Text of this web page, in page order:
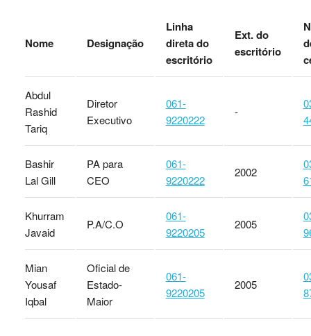
Nome Designação
Linha
direta do
escritório
Ext. do
escritório
Abdul
Rashid
Tariq
Diretor
Executivo
061-
9220222
-
Bashir
Lal Gill
PA para
CEO
061-
9220222
2002
Khurram
Javaid
P.A/C.O
061-
9220205
2005
Mian
Yousaf
Iqbal
Oficial de
Estado-
Maior
061-
9220205
2005